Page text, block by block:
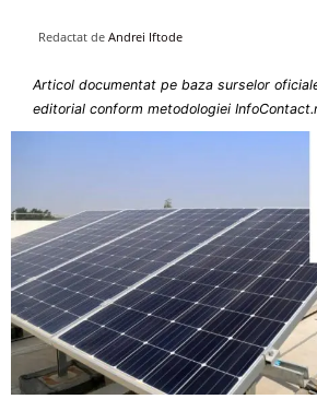
Redactat de Andrei Iftode
Articol documentat pe baza surselor
editorial conform metodologiei